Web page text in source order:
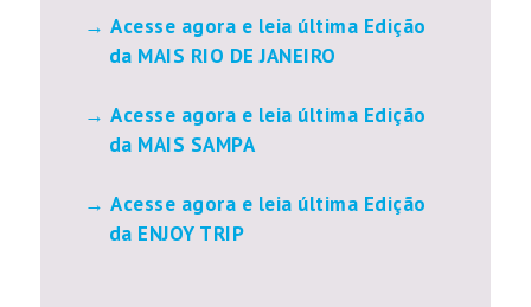
Acesse agora e leia última Edição
da MAIS RIO DE JANEIRO
Acesse agora e leia última Edição
da MAIS SAMPA
Acesse agora e leia última Edição
da ENJOY TRIP